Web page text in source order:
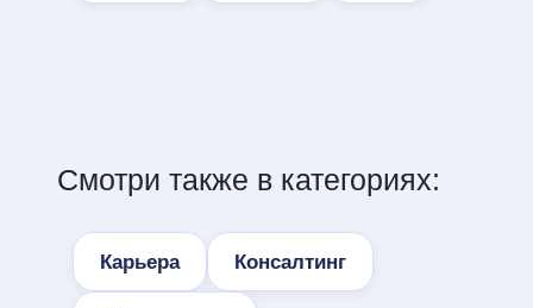
Смотри также в категориях:
Карьера Консалтинг